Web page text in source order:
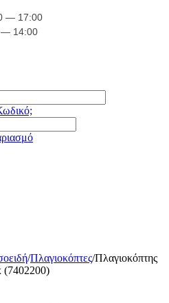
— 17:00
— 14:00
/Πλαγιοκόπτες/Πλαγιοκόπτης
(7402200)